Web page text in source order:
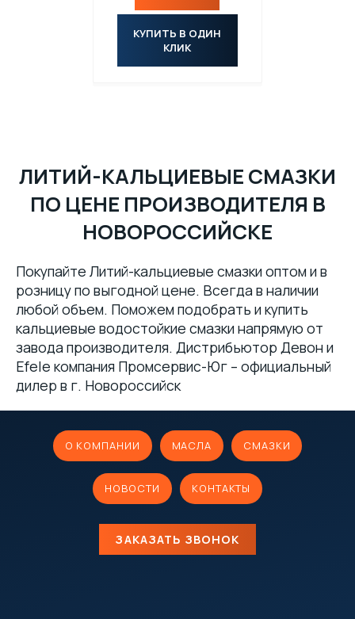
КУПИТЬ В ОДИН
КЛИК
ЛИТИЙ-КАЛЬЦИЕВЫЕ СМАЗКИ
ПО ЦЕНЕ ПРОИЗВОДИТЕЛЯ В
НОВОРОССИЙСКЕ
Покупайте Литий-кальциевые смазки оптом и в
розницу по выгодной цене. Всегда в наличии
любой объем. Поможем подобрать и купить
кальциевые водостойкие смазки напрямую от
завода производителя. Дистрибьютор Девон и
Efele компания Промсервис-Юг – официальный
дилер в г. Новороссийск
О КОМПАНИИ МАСЛА СМАЗКИ
НОВОСТИ КОНТАКТЫ
ЗАКАЗАТЬ ЗВОНОК